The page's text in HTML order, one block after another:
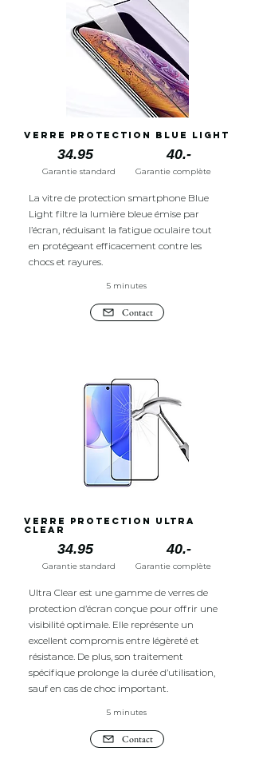
Verre protection Blue light
34.95 40.-
Garantie standard Garantie complète
La vitre de protection smartphone Blue
Light filtre la lumière bleue émise par
l’écran, réduisant la fatigue oculaire tout
en protégeant efficacement contre les
chocs et rayures.
5 minutes
Contact
Verre protection Ultra
Clear
34.95 40.-
Garantie standard Garantie complète
Ultra Clear est une gamme de verres de
protection d’écran conçue pour offrir une
visibilité optimale. Elle représente un
excellent compromis entre légèreté et
résistance. De plus, son traitement
spécifique prolonge la durée d’utilisation,
sauf en cas de choc important.
5 minutes
Contact